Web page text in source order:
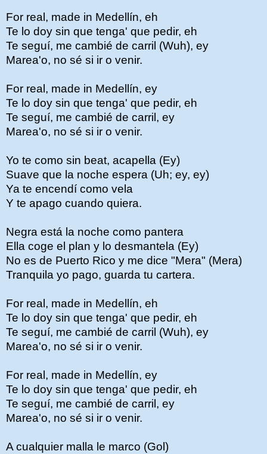
For real, made in Medellín, eh
Te lo doy sin que tenga' que pedir, eh
Te seguí, me cambié de carril (Wuh), ey
Marea'o, no sé si ir o venir.
For real, made in Medellín, ey
Te lo doy sin que tenga' que pedir, eh
Te seguí, me cambié de carril, ey
Marea'o, no sé si ir o venir.
Yo te como sin beat, acapella (Ey)
Suave que la noche espera (Uh; ey, ey)
Ya te encendí como vela
Y te apago cuando quiera.
Negra está la noche como pantera
Ella coge el plan y lo desmantela (Ey)
No es de Puerto Rico y me dice "Mera" (Mera)
Tranquila yo pago, guarda tu cartera.
For real, made in Medellín, eh
Te lo doy sin que tenga' que pedir, eh
Te seguí, me cambié de carril (Wuh), ey
Marea'o, no sé si ir o venir.
For real, made in Medellín, ey
Te lo doy sin que tenga' que pedir, eh
Te seguí, me cambié de carril, ey
Marea'o, no sé si ir o venir.
A cualquier malla le marco (Gol)